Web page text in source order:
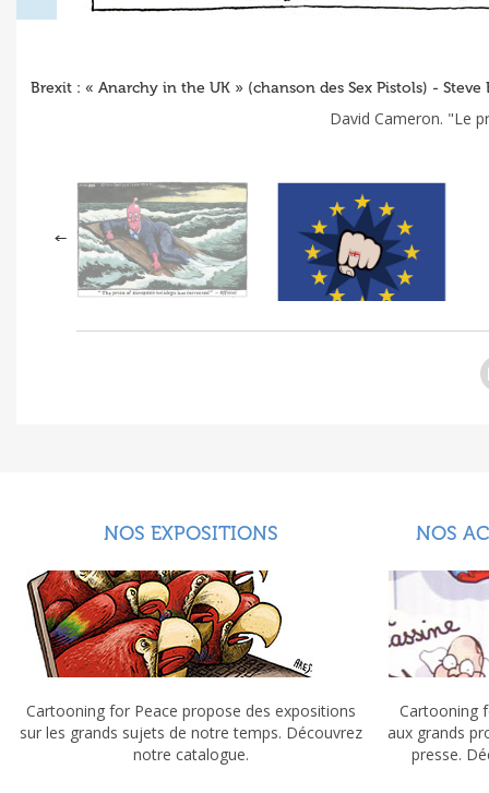
Brexit : « Anarchy in the UK » (chanson des Sex Pistols) -
David Cameron. "Le
NOS EXPOSITIONS
Cartooning for Peace propose des expositions
sur les grands sujets de notre temps. Découvrez
notre catalogue.
NOS
Cartooning
aux grands
presse.